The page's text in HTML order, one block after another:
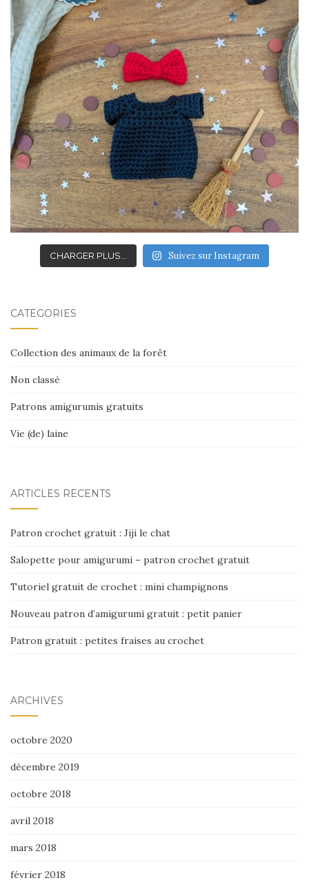
CHARGER PLUS… Suivez sur Instagram
CATÉGORIES
Collection des animaux de la forêt
Non classé
Patrons amigurumis gratuits
Vie (de) laine
ARTICLES RÉCENTS
Patron crochet gratuit : Jiji le chat
Salopette pour amigurumi – patron crochet gratuit
Tutoriel gratuit de crochet : mini champignons
Nouveau patron d’amigurumi gratuit : petit panier
Patron gratuit : petites fraises au crochet
ARCHIVES
octobre 2020
décembre 2019
octobre 2018
avril 2018
mars 2018
février 2018